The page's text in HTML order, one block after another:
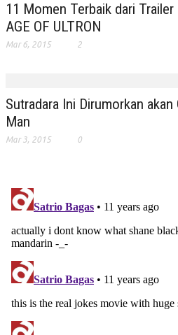
11 Momen Terbaik dari Trailer
AGE OF ULTRON
Mar 6, 2015 2
Sutradara Ini Dirumorkan
Man
Mar 3, 2015 0